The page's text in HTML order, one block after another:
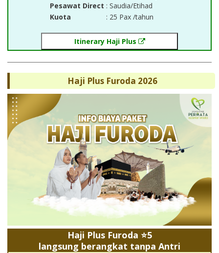
Pesawat Direct : Saudia/Etihad
Kuota
: 25 Pax /tahun
Itinerary Haji Plus
Haji Plus Furoda 2026
Haji Plus Furoda ⭐5
langsung berangkat tanpa Antri